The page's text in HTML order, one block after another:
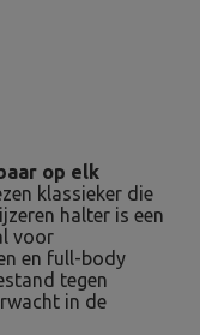
op elk
klassieker die
halter is een
voor
en full-body
tegen
in de